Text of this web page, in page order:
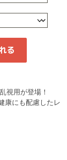
視用が登場！
康にも配慮したレ